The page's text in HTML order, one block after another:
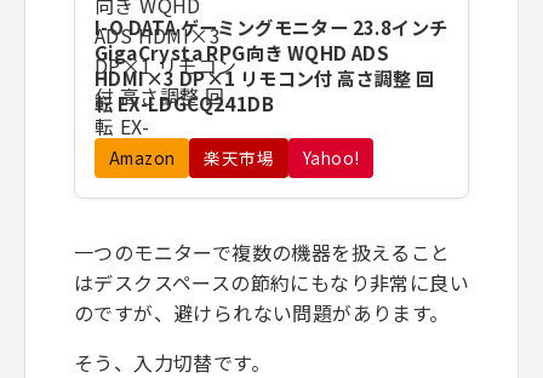
I-O DATA ゲーミングモニター 23.8インチ
GigaCrysta RPG向き WQHD ADS
HDMI×3 DP×1 リモコン付 高さ調整 回
転 EX-LDGCQ241DB
Amazon 楽天市場 Yahoo!
一つのモニターで複数の機器を扱えること
はデスクスペースの節約にもなり非常に良い
のですが、避けられない問題があります。
そう、入力切替です。